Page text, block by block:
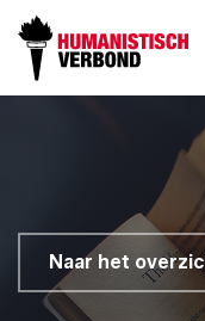
Naar het